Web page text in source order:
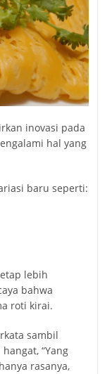
inovasi pada
hal yang
baru seperti:
lebih
bahwa
roti kirai.
sambil
“Yang
rasanya,